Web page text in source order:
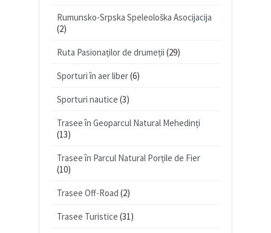
Rumunsko-Srpska Speleološka Asocijacija
(2)
Ruta Pasionaților de drumeții (29)
Sporturi în aer liber(6)
Sporturi nautice (3)
Trasee în Geoparcul Natural Mehedinți
(13)
Trasee în Parcul Natural Porțile de Fier
(10)
Trasee Off-Road (2)
Trasee Turistice (31)